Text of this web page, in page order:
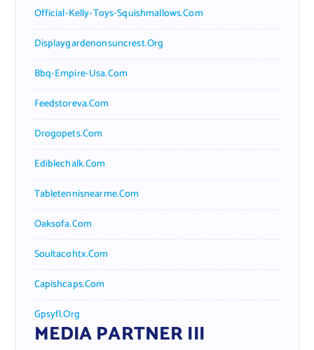
Official-Kelly-Toys-Squishmallows.com
Displaygardenonsuncrest.org
Bbq-Empire-Usa.com
Feedstoreva.com
Drogopets.com
Ediblechalk.com
Tabletennisnearme.com
Oaksofa.com
Soultacohtx.com
Capishcaps.com
Gpsyfl.org
MEDIA PARTNER III